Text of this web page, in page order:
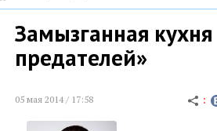
Замызганная
предателей»
05 мая 2014 / 17:58